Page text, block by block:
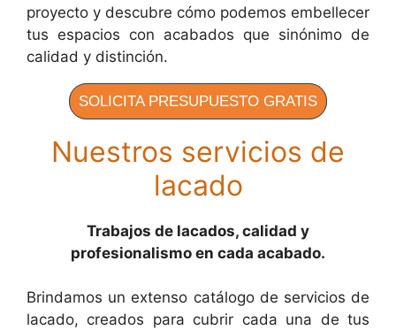
proyecto y descubre cómo podemos embellecer
tus espacios con acabados que sinónimo de
calidad y distinción.
SOLICITA PRESUPUESTO GRATIS
Nuestros servicios de
lacado
Trabajos de lacados, calidad y
profesionalismo en cada acabado.
Brindamos un extenso catálogo de servicios de
lacado, creados para cubrir cada una de tus